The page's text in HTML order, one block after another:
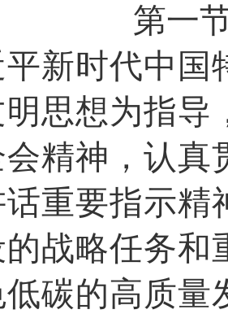
第一
平新时代中
思想为指导
会精神，认
重要指示精
战略任务和
碳的高质量